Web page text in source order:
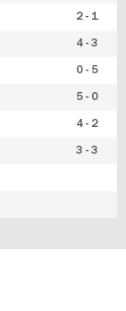
2 - 1
4 - 3
0 - 5
5 - 0
4 - 2
3 - 3